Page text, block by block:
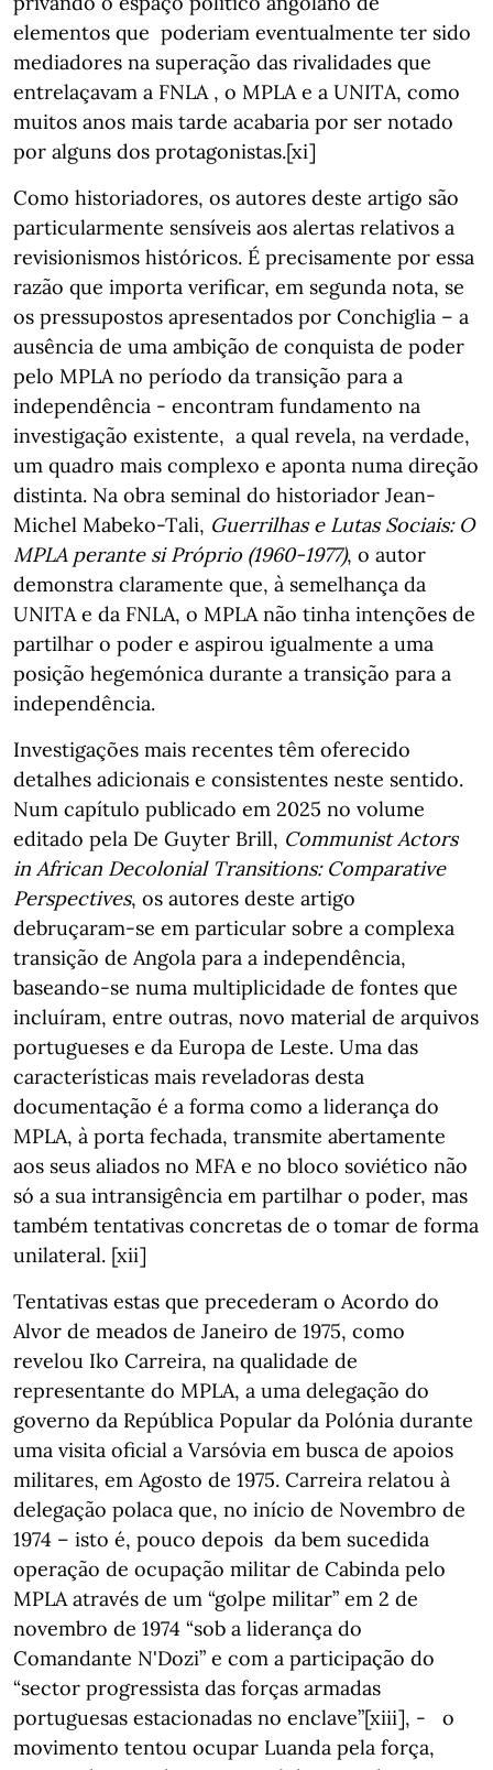
elementos que poderiam eventualmente ter sido
mediadores na superação das rivalidades que
entrelaçavam a FNLA , o MPLA e a UNITA, como
muitos anos mais tarde acabaria por ser notado
por alguns dos protagonistas.[xi]
Como historiadores, os autores deste artigo são
particularmente sensíveis aos alertas relativos a
revisionismos históricos. É precisamente por essa
razão que importa verificar, em segunda nota, se
os pressupostos apresentados por Conchiglia – a
ausência de uma ambição de conquista de poder
pelo MPLA no período da transição para a
independência - encontram fundamento na
investigação existente, a qual revela, na verdade,
um quadro mais complexo e aponta numa direção
distinta. Na obra seminal do historiador Jean-
Michel Mabeko-Tali, Guerrilhas e Lutas Sociais: O
MPLA perante si Próprio (1960-1977), o autor
demonstra claramente que, à semelhança da
UNITA e da FNLA, o MPLA não tinha intenções de
partilhar o poder e aspirou igualmente a uma
posição hegemónica durante a transição para a
independência.
Investigações mais recentes têm oferecido
detalhes adicionais e consistentes neste sentido.
Num capítulo publicado em 2025 no volume
editado pela De Guyter Brill, Communist Actors
in African Decolonial Transitions: Comparative
Perspectives, os autores deste artigo
debruçaram-se em particular sobre a complexa
transição de Angola para a independência,
baseando-se numa multiplicidade de fontes que
incluíram, entre outras, novo material de arquivos
portugueses e da Europa de Leste. Uma das
características mais reveladoras desta
documentação é a forma como a liderança do
MPLA, à porta fechada, transmite abertamente
aos seus aliados no MFA e no bloco soviético não
só a sua intransigência em partilhar o poder, mas
também tentativas concretas de o tomar de forma
unilateral. [xii]
Tentativas estas que precederam o Acordo do
Alvor de meados de Janeiro de 1975, como
revelou Iko Carreira, na qualidade de
representante do MPLA, a uma delegação do
governo da República Popular da Polónia durante
uma visita oficial a Varsóvia em busca de apoios
militares, em Agosto de 1975. Carreira relatou à
delegação polaca que, no início de Novembro de
1974 – isto é, pouco depois da bem sucedida
operação de ocupação militar de Cabinda pelo
MPLA através de um “golpe militar” em 2 de
novembro de 1974 “sob a liderança do
Comandante N'Dozi” e com a participação do
“sector progressista das forças armadas
portuguesas estacionadas no enclave”[xiii], - o
movimento tentou ocupar Luanda pela força,